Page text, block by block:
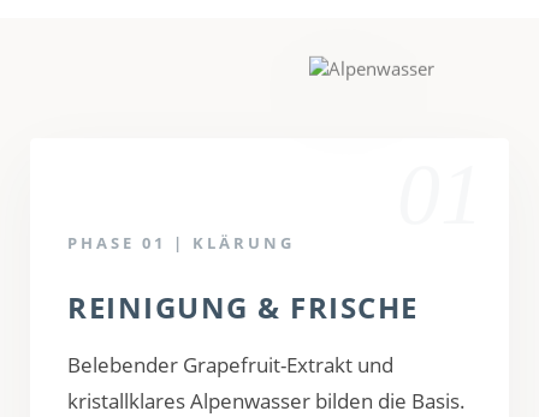
PHASE 01 | KLÄRUNG
REINIGUNG & FRISCHE
Belebender Grapefruit-Extrakt und
kristallklares Alpenwasser bilden die Basis.